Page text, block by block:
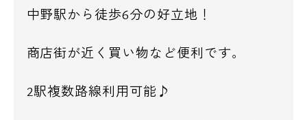
中野駅から徒歩6分の好立地！
商店街が近く買い物など便利です。
2駅複数路線利用可能♪